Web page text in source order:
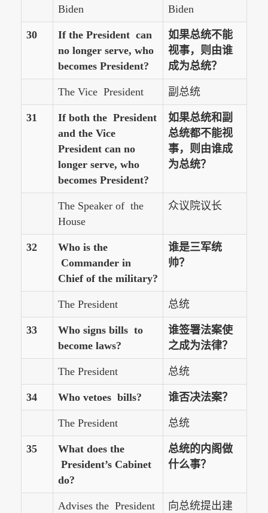
Biden Biden
30
If the President can
no longer serve, who
becomes President?
如果总统不能
视事，则由谁
成为总统？
The Vice President 副总统
31
If both the President
and the Vice
President can no
longer serve, who
becomes President?
如果总统和副
总统都不能视
事，则由谁成
为总统？
The Speaker of the
House
众议院议长
32
Who is the
Commander in
Chief of the military?
谁是三军统
帅？
The President 总统
33
Who signs bills to
become laws?
谁签署法案使
之成为法律？
The President 总统
34 Who vetoes bills? 谁否决法案？
The President 总统
35
What does the
President’s Cabinet
do?
总统的内阁做
什么事？
Advises the President
向总统提出建